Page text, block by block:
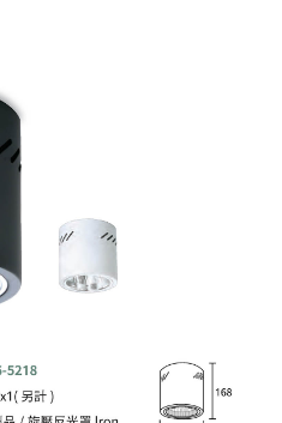
者引起之損失，本公司不負相關責
據個別帳號之用戶狀況，依本公司即
度不足之情形，本公司將視審查結果